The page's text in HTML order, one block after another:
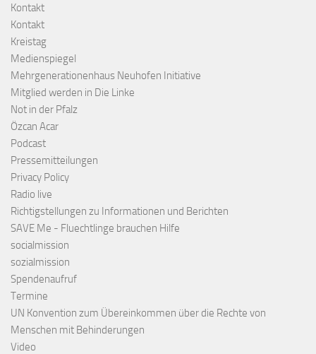
Kontakt
Kontakt
Kreistag
Medienspiegel
Mehrgenerationenhaus Neuhofen Initiative
Mitglied werden in Die Linke
Not in der Pfalz
Özcan Acar
Podcast
Pressemitteilungen
Privacy Policy
Radio live
Richtigstellungen zu Informationen und Berichten
SAVE Me - Fluechtlinge brauchen Hilfe
socialmission
sozialmission
Spendenaufruf
Termine
UN Konvention zum Übereinkommen über die Rechte von
Menschen mit Behinderungen
Video